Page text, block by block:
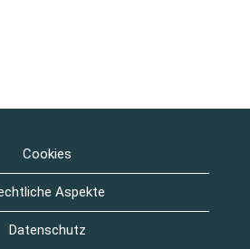
Cookies
Aspekte
Datenschutz